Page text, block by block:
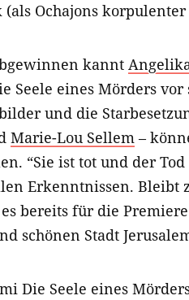
(als Ochajons
kannt
Seele eines Mörders
und die
Marie-Lou Sellem –
“Sie ist tot und der
Erkenntnissen. Bleibt
bereits für die
schönen Stadt
Die Seele eines